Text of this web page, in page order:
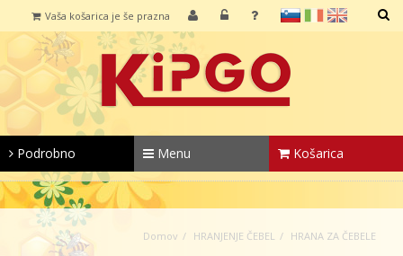
IŠČI
sl it
Vaša košarica je še prazna
Podrobno Menu Košarica
Domov HRANJENJE ČEBEL HRANA ZA ČEBELE